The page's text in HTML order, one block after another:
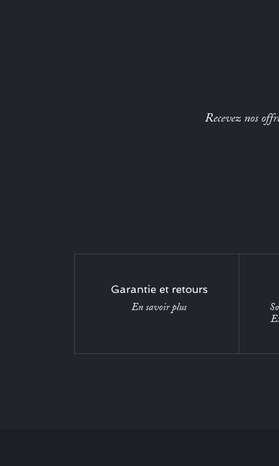
Recevez nos
Garantie et retours
En savoir plus